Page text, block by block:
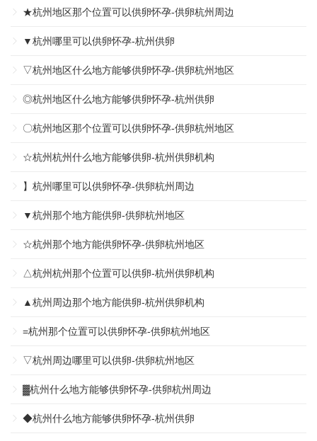
★杭州地区那个位置可以供卵怀孕-供卵杭州周边
▼杭州哪里可以供卵怀孕-杭州供卵
▽杭州地区什么地方能够供卵怀孕-供卵杭州地区
◎杭州地区什么地方能够供卵怀孕-杭州供卵
〇杭州地区那个位置可以供卵怀孕-供卵杭州地区
☆杭州杭州什么地方能够供卵-杭州供卵机构
】杭州哪里可以供卵怀孕-供卵杭州周边
▼杭州那个地方能供卵-供卵杭州地区
☆杭州那个地方能供卵怀孕-供卵杭州地区
△杭州杭州那个位置可以供卵-杭州供卵机构
▲杭州周边那个地方能供卵-杭州供卵机构
=杭州那个位置可以供卵怀孕-供卵杭州地区
▽杭州周边哪里可以供卵-供卵杭州地区
▓杭州什么地方能够供卵怀孕-供卵杭州周边
◆杭州什么地方能够供卵怀孕-杭州供卵